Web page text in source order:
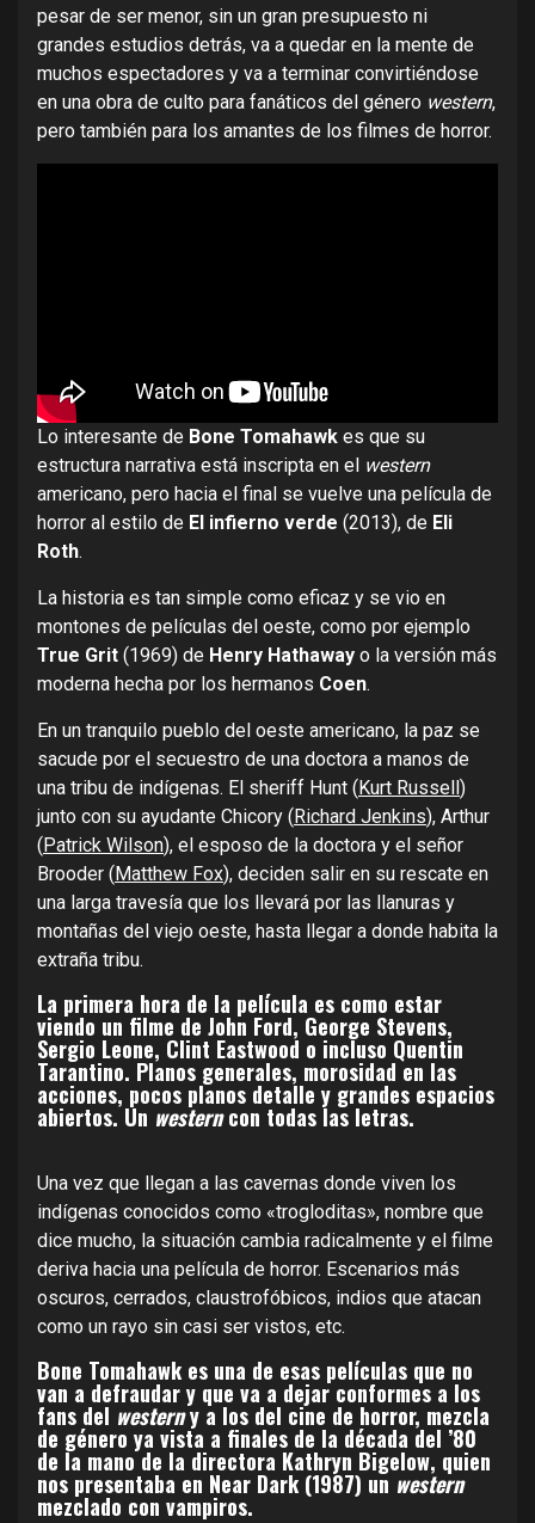
pesar de ser menor, sin un gran presupuesto ni
grandes estudios detrás, va a quedar en la mente de
muchos espectadores y va a terminar convirtiéndose
en una obra de culto para fanáticos del género western,
pero también para los amantes de los filmes de horror.
Lo interesante de Bone Tomahawk es que su
estructura narrativa está inscripta en el western
americano, pero hacia el final se vuelve una película de
horror al estilo de El infierno verde (2013), de Eli
Roth.
La historia es tan simple como eficaz y se vio en
montones de películas del oeste, como por ejemplo
True Grit (1969) de Henry Hathaway o la versión más
moderna hecha por los hermanos Coen.
En un tranquilo pueblo del oeste americano, la paz se
sacude por el secuestro de una doctora a manos de
una tribu de indígenas. El sheriff Hunt (Kurt Russell)
junto con su ayudante Chicory (Richard Jenkins), Arthur
(Patrick Wilson), el esposo de la doctora y el señor
Brooder (Matthew Fox), deciden salir en su rescate en
una larga travesía que los llevará por las llanuras y
montañas del viejo oeste, hasta llegar a donde habita la
extraña tribu.
La primera hora de la película es como estar
viendo un filme de John Ford, George Stevens,
Sergio Leone, Clint Eastwood o incluso Quentin
Tarantino. Planos generales, morosidad en las
acciones, pocos planos detalle y grandes espacios
abiertos. Un westerncon todas las letras.
Una vez que llegan a las cavernas donde viven los
indígenas conocidos como «trogloditas», nombre que
dice mucho, la situación cambia radicalmente y el filme
deriva hacia una película de horror. Escenarios más
oscuros, cerrados, claustrofóbicos, indios que atacan
como un rayo sin casi ser vistos, etc.
Bone Tomahawk es una de esas películas que no
van a defraudar y que va a dejar conformes a los
fans del westerny a los del cine de horror, mezcla
de género ya vista a finales de la década del ’80
de la mano de la directora Kathryn Bigelow, quien
nos presentaba en Near Dark (1987) un western
mezclado con vampiros.